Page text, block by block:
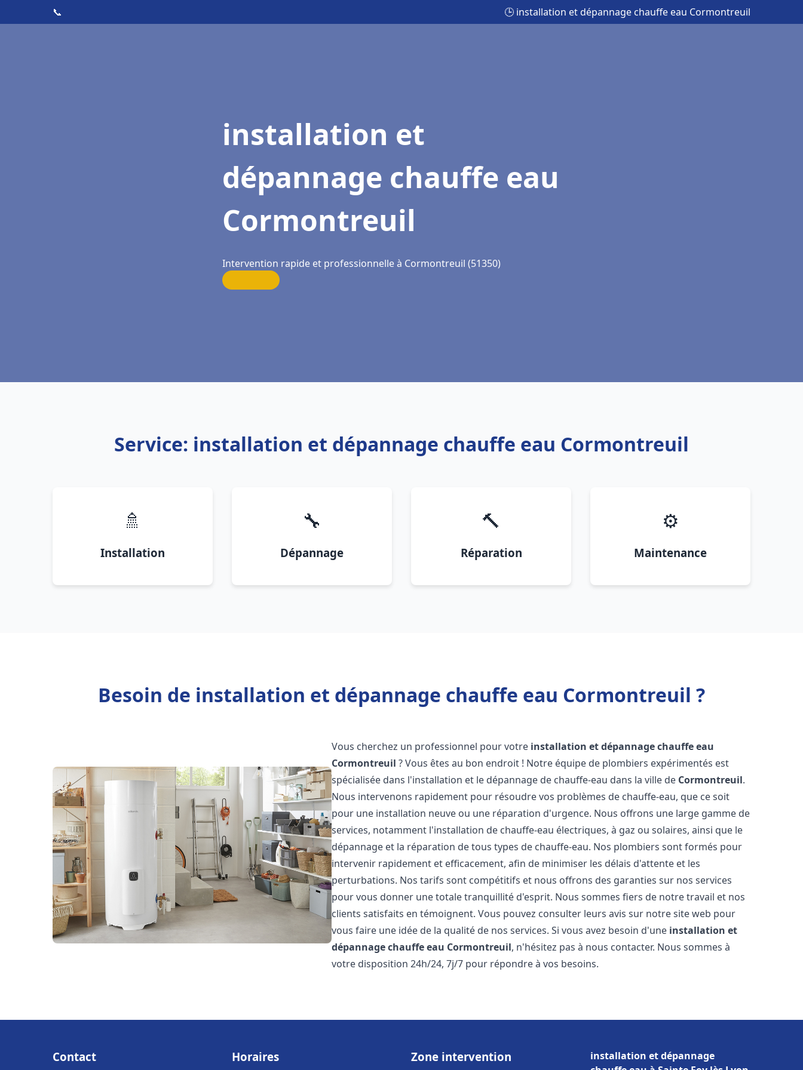
📞 🕒 installation et dépannage chauffe eau Cormontreuil
installation et
dépannage chauffe eau
Cormontreuil
Intervention rapide et professionnelle à Cormontreuil (51350)
Service: installation et dépannage chauffe eau Cormontreuil
🚿
Installation
🔧
Dépannage
🔨
Réparation
⚙️
Maintenance
Besoin de installation et dépannage chauffe eau Cormontreuil ?
Vous cherchez un professionnel pour votre installation et dépannage chauffe eau
Cormontreuil ? Vous êtes au bon endroit ! Notre équipe de plombiers expérimentés est
spécialisée dans l'installation et le dépannage de chauffe-eau dans la ville de Cormontreuil.
Nous intervenons rapidement pour résoudre vos problèmes de chauffe-eau, que ce soit
pour une installation neuve ou une réparation d'urgence. Nous offrons une large gamme de
services, notamment l'installation de chauffe-eau électriques, à gaz ou solaires, ainsi que le
dépannage et la réparation de tous types de chauffe-eau. Nos plombiers sont formés pour
intervenir rapidement et efficacement, afin de minimiser les délais d'attente et les
perturbations. Nos tarifs sont compétitifs et nous offrons des garanties sur nos services
pour vous donner une totale tranquillité d'esprit. Nous sommes fiers de notre travail et nos
clients satisfaits en témoignent. Vous pouvez consulter leurs avis sur notre site web pour
vous faire une idée de la qualité de nos services. Si vous avez besoin d'une installation et
dépannage chauffe eau Cormontreuil, n'hésitez pas à nous contacter. Nous sommes à
votre disposition 24h/24, 7j/7 pour répondre à vos besoins.
Contact Horaires Zone intervention
installation et dépannage